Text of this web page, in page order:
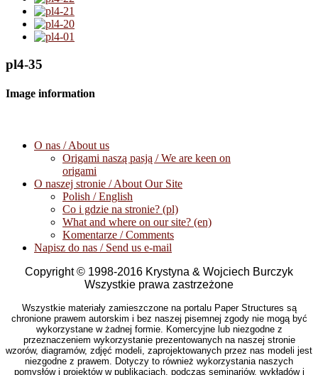
pl4-35
Image information
O nas / About us
Origami naszą pasją / We are keen on
origami
O naszej stronie / About Our Site
Polish / English
Co i gdzie na stronie? (pl)
What and where on our site? (en)
Komentarze / Comments
Napisz do nas / Send us e-mail
Copyright © 1998-2016 Krystyna & Wojciech Burczyk
Wszystkie prawa zastrzeżone
Wszystkie materiały zamieszczone na portalu Paper Structures są
chronione prawem autorskim i bez naszej pisemnej zgody nie mogą być
wykorzystane w żadnej formie. Komercyjne lub niezgodne z
przeznaczeniem wykorzystanie prezentowanych na naszej stronie
wzorów, diagramów, zdjęć modeli, zaprojektowanych przez nas modeli jest
niezgodne z prawem. Dotyczy to również wykorzystania naszych
pomysłów i projektów w publikacjach, podczas seminariów, wykładów i